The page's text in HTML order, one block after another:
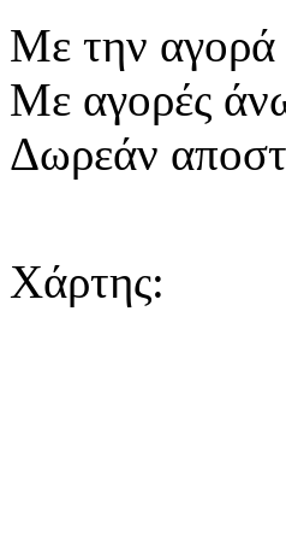
Mε την αγορά
Με αγορές
Δωρεάν
Χάρτης: